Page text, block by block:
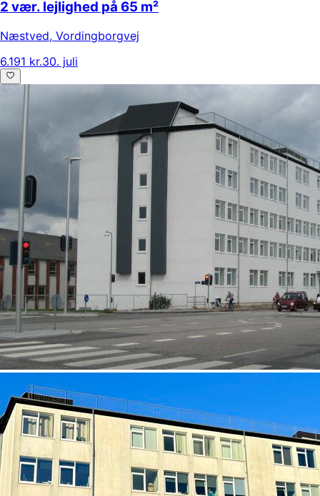
2 vær. lejlighed på 65 m²
Næstved, Vordingborgvej
6.191 kr.30. juli